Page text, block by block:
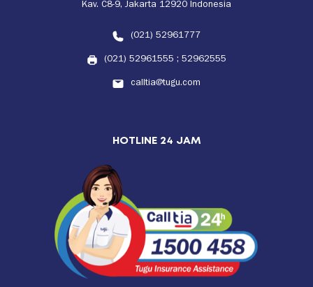
Kav. C8-9, Jakarta 12920 Indonesia
(021) 52961777
(021) 52961555 ; 52962555
calltia@tugu.com
HOTLINE 24 JAM